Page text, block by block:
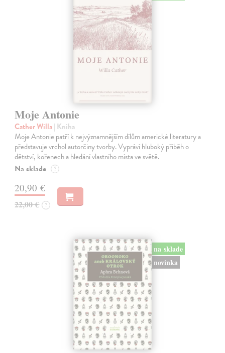
Moje Antonie
Cather Willa| Kniha
Moje Antonie patří k nejvýznamnějším dílům americké literatury a
představuje vrchol autorčiny tvorby. Vypráví hluboký příběh o
dětství, kořenech a hledání vlastního místa ve světě.
Na sklade ?
20,90 €
22,00 € ?
na sklade
novinka